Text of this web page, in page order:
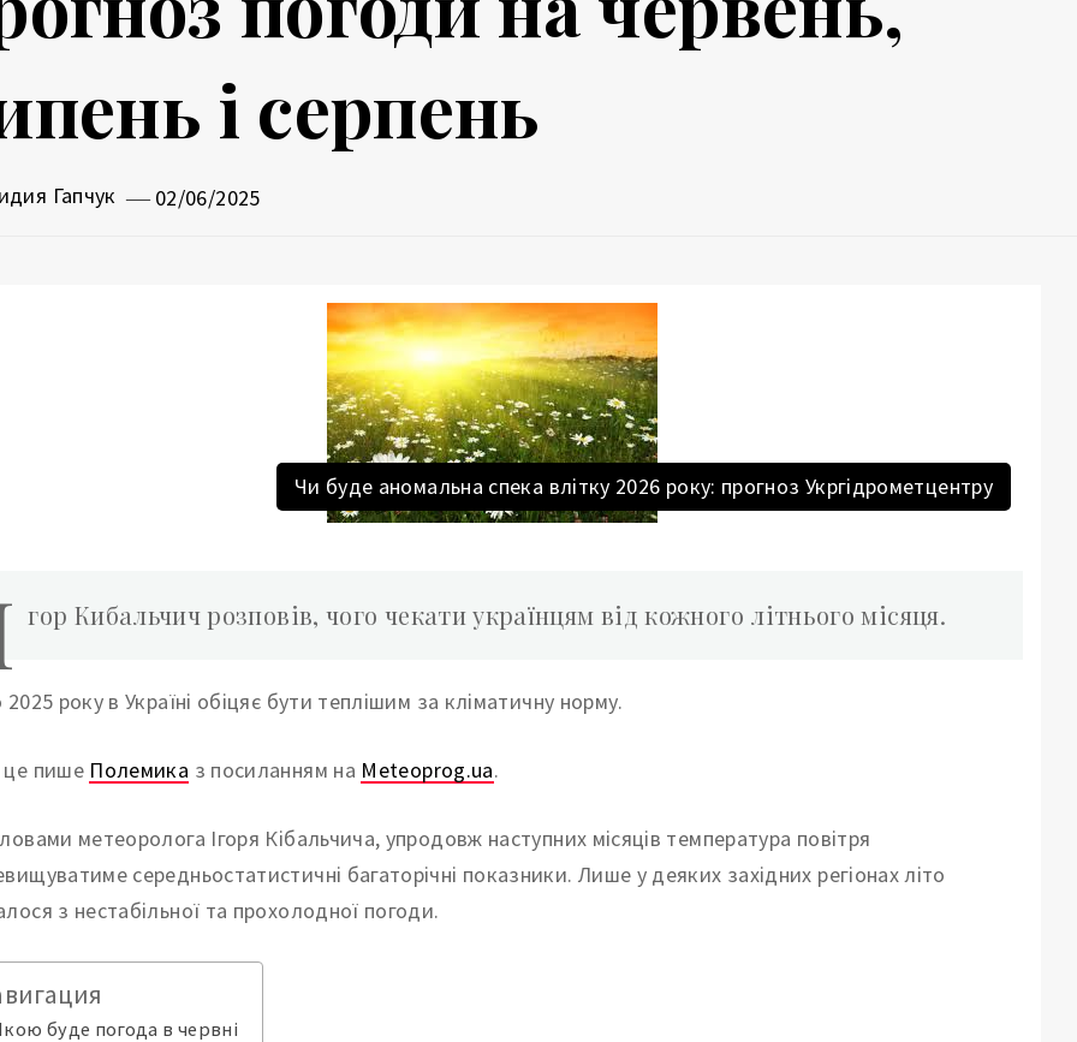
і серпень
Гапчук 02/06/2025
Чи буде аномальна спека влітку 2026 року: прогноз Укргідрометцентру
гор Кибальчич розповів, чого чекати українцям від кожного літнього місяця.
2025 року в Україні обіцяє бути теплішим за кліматичну норму.
пише Полемика з посиланням на Meteoprog.ua.
метеоролога Ігоря Кібальчича, упродовж наступних місяців температура повітря
середньостатистичні багаторічні показники. Лише у деяких західних регіонах літо
з нестабільної та прохолодної погоди.
буде погода в червні